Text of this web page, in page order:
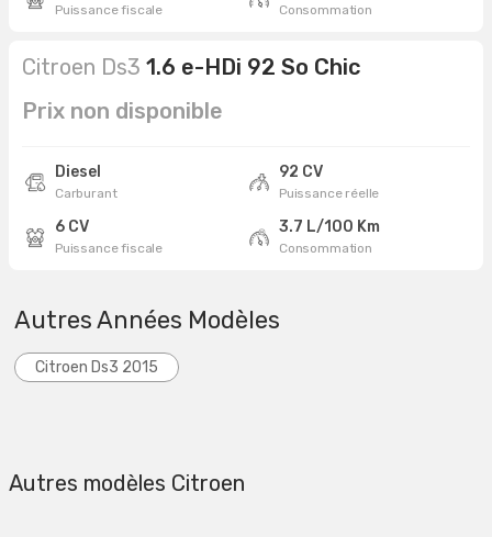
Puissance fiscale Consommation
Citroen Ds3 1.6 e-HDi 92 So Chic
Prix non disponible
Diesel
Carburant
92 CV
Puissance réelle
6 CV
Puissance fiscale
3.7 L/100 Km
Consommation
Autres Années Modèles
Citroen Ds3 2015
Autres modèles Citroen